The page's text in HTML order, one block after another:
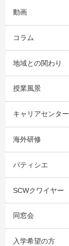
動画
コラム
地域との関わり
授業風景
キャリアセンター
海外研修
パティシエ
SCWクワイヤー
同窓会
入学希望の方